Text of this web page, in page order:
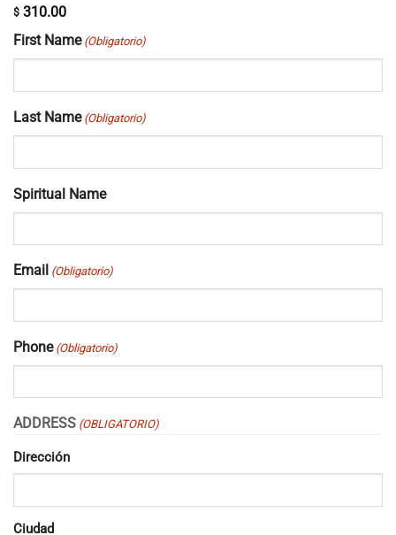
$ 310.00
First Name (Obligatorio)
Last Name (Obligatorio)
Spiritual Name
Email (Obligatorio)
Phone (Obligatorio)
ADDRESS (OBLIGATORIO)
Dirección
Ciudad